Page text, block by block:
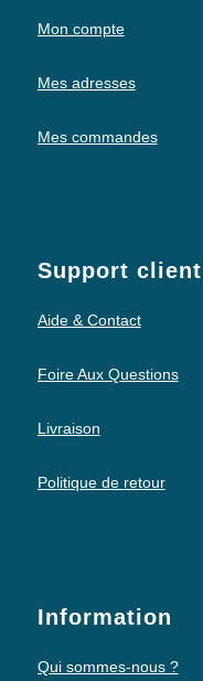
Mon compte
Mes adresses
Mes commandes
Support client
Aide & Contact
Foire Aux Questions
Livraison
Politique de retour
Information
Qui sommes-nous ?